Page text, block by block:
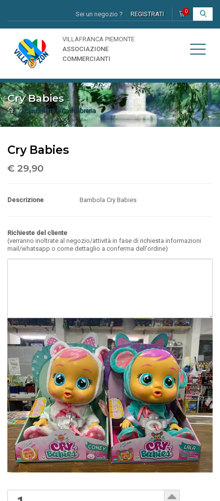
Sei un negozio ? REGISTRATI 0
VILLAFRANCA PIEMONTE
ASSOCIAZIONE
COMMERCIANTI
Cry Babies
Cancelleria e Cartolibreria
Cry Babies
€ 29,90
Descrizione Bambola Cry Babies
Richieste del cliente
(verranno inoltrate al negozio/attività in fase di richiesta informazioni
mail/whatsapp o come dettaglio a conferma dell'ordine)